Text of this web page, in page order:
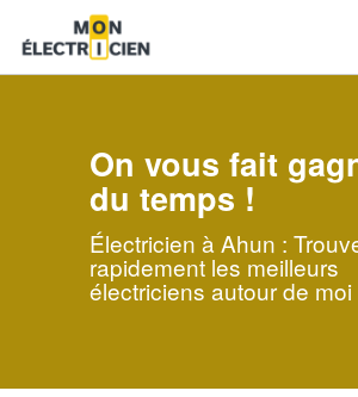
On vous fait
du temps !
Électricien à Ahun :
rapidement les meilleurs
électriciens autour de moi